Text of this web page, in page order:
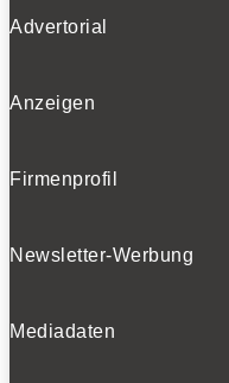
Advertorial
Anzeigen
Firmenprofil
Newsletter-Werbung
Mediadaten